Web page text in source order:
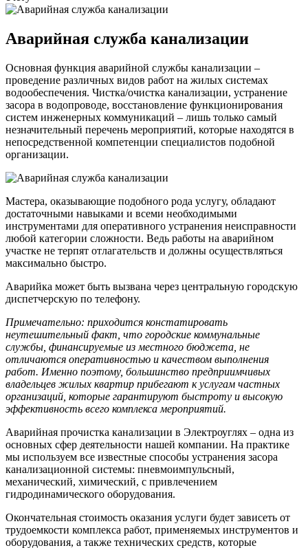
Аварийная служба канализации
Основная функция аварийной службы канализации –
проведение различных видов работ на жилых системах
водообеспечения. Чистка/очистка канализации, устранение
засора в водопроводе, восстановление функционирования
систем инженерных коммуникаций – лишь только самый
незначительный перечень мероприятий, которые находятся в
непосредственной компетенции специалистов подобной
организации.
Мастера, оказывающие подобного рода услугу, обладают
достаточными навыками и всеми необходимыми
инструментами для оперативного устранения неисправности
любой категории сложности. Ведь работы на аварийном
участке не терпят отлагательств и должны осуществляться
максимально быстро.
Аварийка может быть вызвана через центральную городскую
диспетчерскую по телефону.
Примечательно: приходится констатировать
неутешительный факт, что городские коммунальные
службы, финансируемые из местного бюджета, не
отличаются оперативностью и качеством выполнения
работ. Именно поэтому, большинство предприимчивых
владельцев жилых квартир прибегают к услугам частных
организаций, которые гарантируют быстроту и высокую
эффективность всего комплекса мероприятий.
Аварийная прочистка канализации в Электроуглях – одна из
основных сфер деятельности нашей компании. На практике
мы используем все известные способы устранения засора
канализационной системы: пневмоимпульсный,
механический, химический, с привлечением
гидродинамического оборудования.
Окончательная стоимость оказания услуги будет зависеть от
трудоемкости комплекса работ, применяемых инструментов и
оборудования, а также технических средств, которые